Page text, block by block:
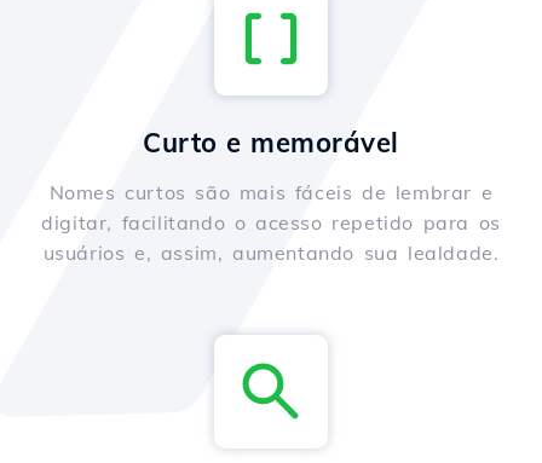
Curto e memorável
Nomes curtos são mais fáceis de lembrar e
digitar, facilitando o acesso repetido para os
usuários e, assim, aumentando sua lealdade.